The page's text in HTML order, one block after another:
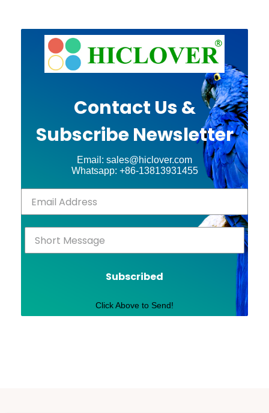
Contact Us &
Subscribe Newsletter
Email: sales@hiclover.com
Whatsapp: +86-13813931455
Subscribed
Click Above to Send!